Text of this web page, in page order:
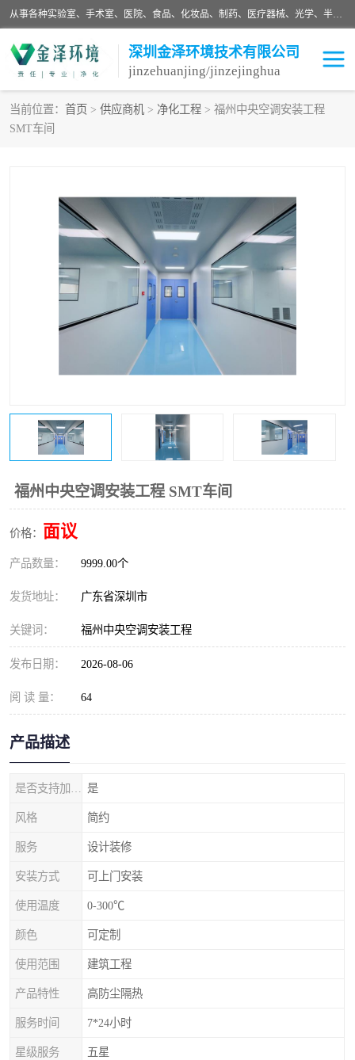
从事各种实验室、手术室、医院、食品、化妆品、制药、医疗器械、光学、半导体、精密电子等无尘车间行业的洁净车间装修设计、净化设备、恒温恒湿空调的设计制作与安装、净化系统工程项目施工及其技术支持服务。
深圳金泽环境技术有限公司
jinzehuanjing/jinzejinghua
当前位置： 首页 > 供应商机 > 净化工程 > 福州中央空调安装工程
SMT车间
福州中央空调安装工程 SMT车间
价格： 面议
产品数量： 9999.00个
发货地址： 广东省深圳市
关键词： 福州中央空调安装工程
发布日期： 2026-08-06
阅 读 量： 64
产品描述
是
风格 简约
服务 设计装修
安装方式 可上门安装
使用温度 0-300℃
颜色 可定制
使用范围 建筑工程
产品特性 高防尘隔热
服务时间 7*24小时
星级服务 五星
耗材
手术室净化 GMP车间净化
生命工程
生物实验室 食品饮料
化妆品 光电车间
恒温恒湿净化空调 过滤器